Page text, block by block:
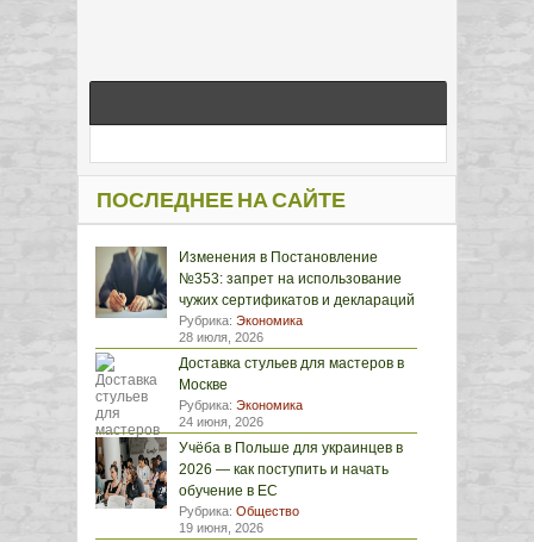
ПОСЛЕДНЕЕ НА САЙТЕ
Изменения в Постановление
№353: запрет на использование
чужих сертификатов и деклараций
Рубрика: Экономика
28 июля, 2026
Доставка стульев для мастеров в
Москве
Рубрика: Экономика
24 июня, 2026
Учёба в Польше для украинцев в
2026 — как поступить и начать
обучение в ЕС
Рубрика: Общество
19 июня, 2026